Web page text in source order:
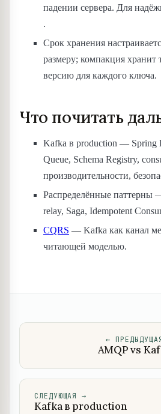
падении сервера. Для
.
Срок хранения
размеру; компакция
версию для каждого ключа.
Что почитать
Kafka в production — Spring
Queue, Schema Registry,
производительности,
Распределённые паттерны
relay, Saga, Idempotent
CQRS — Kafka как канал
читающей моделью.
←
AMQP vs
СЛЕДУЮЩАЯ →
Kafka в production